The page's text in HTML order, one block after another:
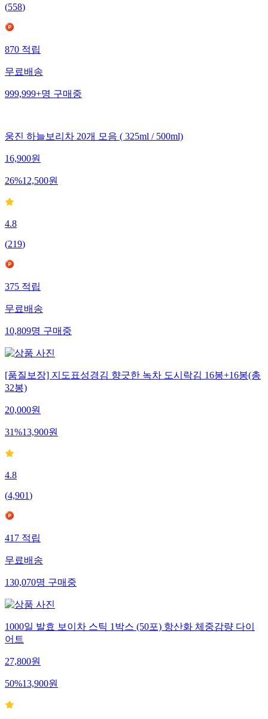
(558)
870적립
무료배송
999,999+명구매중
웅진 하늘보리차 20개 모음 ( 325ml / 500ml)
16,900원
26%12,500원
4.8
(219)
375적립
무료배송
10,809명구매중
[품질보장] 지도표성경김 향긋한 녹차 도시락김 16봉+16봉(총
32봉)
20,000원
31%13,900원
4.8
(4,901)
417적립
무료배송
130,070명구매중
1000일 발효 보이차 스틱 1박스 (50포) 항산화 체중감량 다이
어트
27,800원
50%13,900원